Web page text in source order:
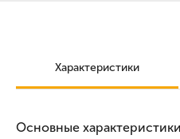
Характеристики
Основные